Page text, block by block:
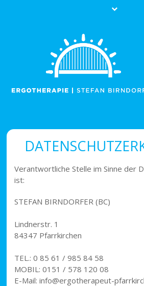
info@ergotherapeut-
Klientenbereich
Verantwortliche Stelle im Sinne der
ist:
STEFAN BIRNDORFER (BC)
Lindnerstr. 1
84347 Pfarrkirchen
TEL.: 0 85 61 / 985 84 58
MOBIL: 0151 / 578 120 08
E-Mail: info@ergotherapeut-